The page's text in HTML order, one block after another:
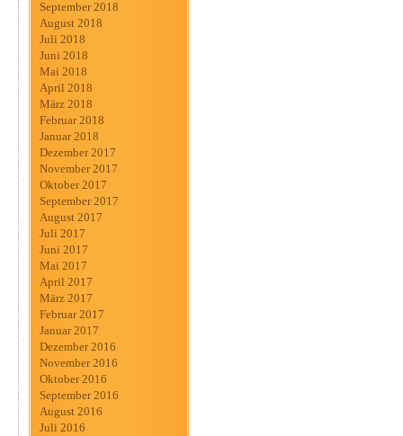
September 2018
August 2018
Juli 2018
Juni 2018
Mai 2018
April 2018
März 2018
Februar 2018
Januar 2018
Dezember 2017
November 2017
Oktober 2017
September 2017
August 2017
Juli 2017
Juni 2017
Mai 2017
April 2017
März 2017
Februar 2017
Januar 2017
Dezember 2016
November 2016
Oktober 2016
September 2016
August 2016
Juli 2016